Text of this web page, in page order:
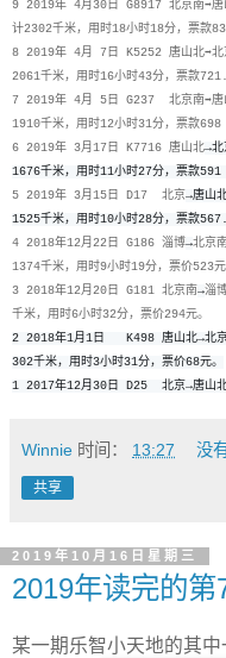
9 2019年 4月30日 G8917 北京南➡唐
计2302千米，用时18小时18分，票款
8 2019年 4月 7日 K5252 唐山北➡北
2061千米，用时16小时43分，票款
7 2019年 4月 5日 G237 北京南➡唐
1910千米，用时12小时31分，票款
6 2019年 3月17日 K7716 唐山北→北
1676千米，用时11小时27分，票款591
5 2019年 3月15日 D17 北京→唐山
1525千米，用时10小时28分，票款
4 2018年12月22日 G186 淄博→北京
1374千米，用时9小时19分，票价523元
3 2018年12月20日 G181 北京南→淄
千米，用时6小时32分，票价294元。
2 2018年1月1日   K498 唐山北→北京
302千米，用时3小时31分，票价68元。
1 2017年12月30日 D25  北京→唐山北
Winnie 时间： 13:27 没
共享
2019年10月16日星期三
2019年读完的
某一期乐智小天地的其中